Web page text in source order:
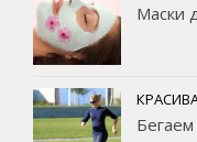
Маски